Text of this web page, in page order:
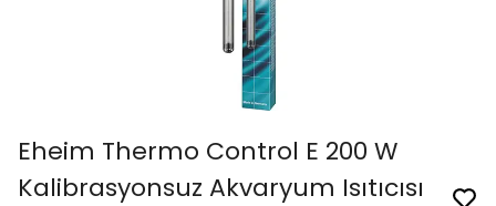
Eheim Thermo Control E 200 W
Kalibrasyonsuz Akvaryum Isıtıcısı